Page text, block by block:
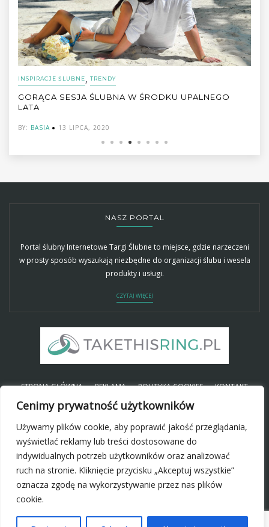
Cenimy prywatność użytkowników
Używamy plików cookie, aby poprawić jakość przeglądania,
wyświetlać reklamy lub treści dostosowane do
indywidualnych potrzeb użytkowników oraz analizować
ruch na stronie. Kliknięcie przycisku „Akceptuj wszystkie”
oznacza zgodę na wykorzystywanie przez nas plików
cookie.
INSPIRACJE ŚLUBNE, TRENDY
GORĄCA SESJA ŚLUBNA W ŚRODKU UPALNEGO
LATA
BY: BASIA 13 LIPCA, 2020
NASZ PORTAL
Portal ślubny Internetowe Targi Ślubne to miejsce, gdzie narzeczeni
w prosty sposób wyszukają niezbędne do organizacji ślubu i wesela
produkty i usługi.
CZYTAJ WIĘCEJ
STRONA GŁÓWNA REKLAMA POLITYKA COOKIES KONTAKT
SOCIAL